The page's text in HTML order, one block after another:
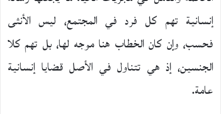
إنسانية تهم كل فرد في المجتمع، ليس الأنثى
فحسب، وإن كان الخطاب هنا موجه لها، بل تهم كلا
الجنسين، إذ هي تتناول في الأصل قضايا إنسانية
عامة.